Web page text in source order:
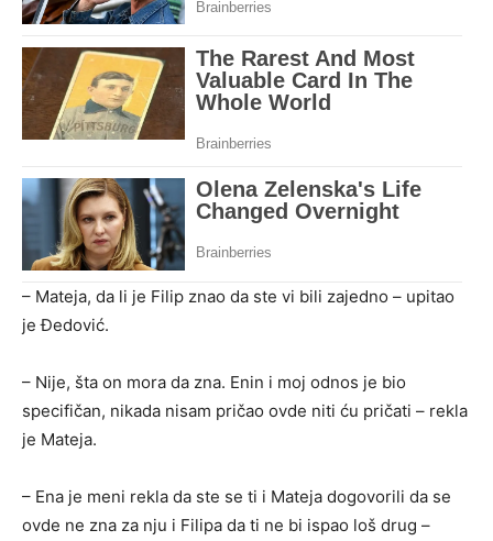
– Mateja, da li je Filip znao da ste vi bili zajedno – upitao
je Đedović.
– Nije, šta on mora da zna. Enin i moj odnos je bio
specifičan, nikada nisam pričao ovde niti ću pričati – rekla
je Mateja.
– Ena je meni rekla da ste se ti i Mateja dogovorili da se
ovde ne zna za nju i Filipa da ti ne bi ispao loš drug –